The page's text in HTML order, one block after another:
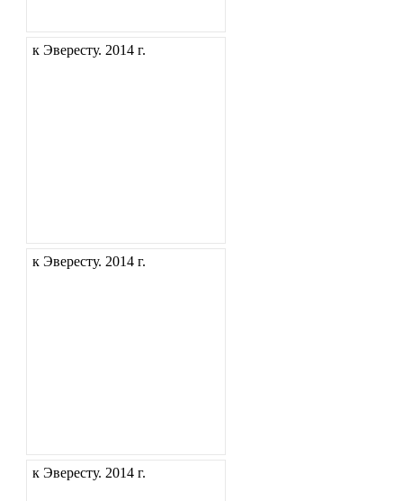
к Эвересту. 2014 г.
к Эвересту. 2014 г.
к Эвересту. 2014 г.